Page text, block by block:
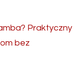
Praktyczny
bez